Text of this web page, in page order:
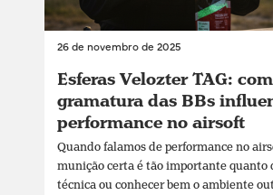
26 de novembro de 2025
Esferas Velozter TAG:
gramatura das BBs
performance no airsoft
Quando falamos de performance no
munição certa é tão importante quanto
técnica ou conhecer bem o ambiente